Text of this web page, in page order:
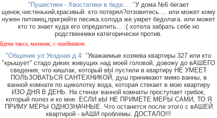
"Пушистики - Хвостатики в беде...: "У дома №6 бегает
щенок,чистенький,красивый. кто потерял?отзовитесь.... или может кому
нужен питомец,пригрейте песика.холода же.умрет бедолага. или может
кто то знает куда его определить... :( хотела забрать себе но
родственники категорически против.
мальчик, с ошейником.
"Общение ул Уездная д 4: "Уважаемые хозяева квартиры 327 или кто
"крышует" стадо диких живущих над моей головой, довожу до вАШЕГО
сведения, что кишлак, который вЫ пустили в квартиру НЕ УМЕЕТ
ПОЛЬЗОВАТЬСЯ САНТЕХНИКОЙ, душ принимают мимо ванны, в
ванной комнате по щиколотку вода, которая стекает в мою квартиру
ИЗО ДНЯ В ДЕНЬ. На стенах ванной комнаты проступает грибок,
который полез и ко мне. ЕСЛИ вЫ НЕ ПРИМЕТЕ МЕРЫ САМИ, ТО Я
ПРИМУ МЕРЫ ОДНОЗНАЧНЫЕ. Что останется после этого с вАШЕЙ
квартирой - вАШИ проблемы. ДОСТАЛО!!!